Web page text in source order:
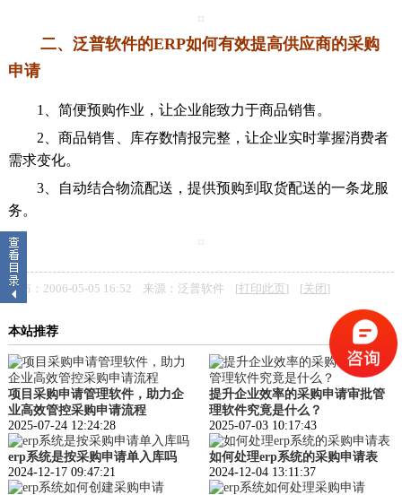
二、泛普软件的ERP如何有效提高供应商的采购
申请
1、简便预购作业，让企业能致力于商品销售。
2、商品销售、库存数情报完整，让企业实时掌握消费者
需求变化。
3、自动结合物流配送，提供预购到取货配送的一条龙服
务。
发布：2006-05-05 16:52 来源：泛普软件 [打印此页] [关闭 ]
本站推荐
项目采购申请管理软件，助力企
业高效管控采购申请流程
2025-07-24 12:24:28
提升企业效率的采购申请审批管
理软件究竟是什么？
2025-07-03 10:17:43
erp系统是按采购申请单入库吗
2024-12-17 09:47:21
如何处理erp系统的采购申请表
2024-12-04 13:11:37